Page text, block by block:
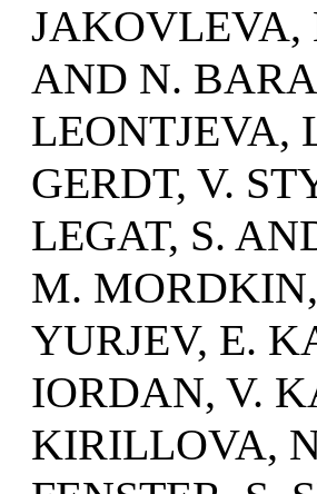
JAKOVLEVA,
AND N.
LEONTJEVA,
GERDT, V.
LEGAT, S.
M.
YURJEV, E.
IORDAN, V.
KIRILLOVA,